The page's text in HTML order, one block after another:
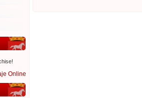
Online